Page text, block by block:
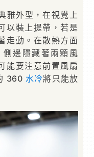
雅外型，在視覺上
以裝上提帶，若是
走動。在散熱方面
邊隱藏著兩顆風
能要注意前置風扇
360水冷將只能放